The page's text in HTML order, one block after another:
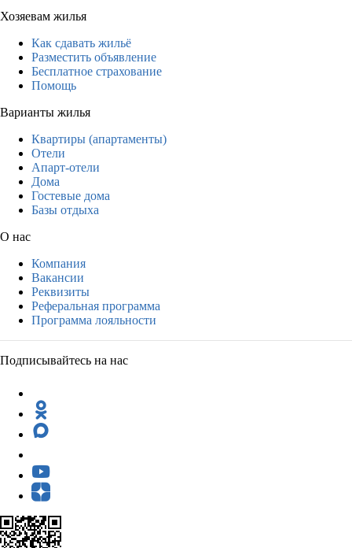
Хозяевам жилья
Как сдавать жильё
Разместить объявление
Бесплатное страхование
Помощь
Варианты жилья
Квартиры (апартаменты)
Отели
Апарт-отели
Дома
Гостевые дома
Базы отдыха
О нас
Компания
Вакансии
Реквизиты
Реферальная программа
Программа лояльности
Подписывайтесь на нас